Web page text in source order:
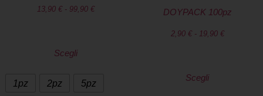
13,90 € - 99,90 €
Scegli
1pz 2pz 5pz
DOYPACK 100pz
2,90 € - 19,90 €
Scegli